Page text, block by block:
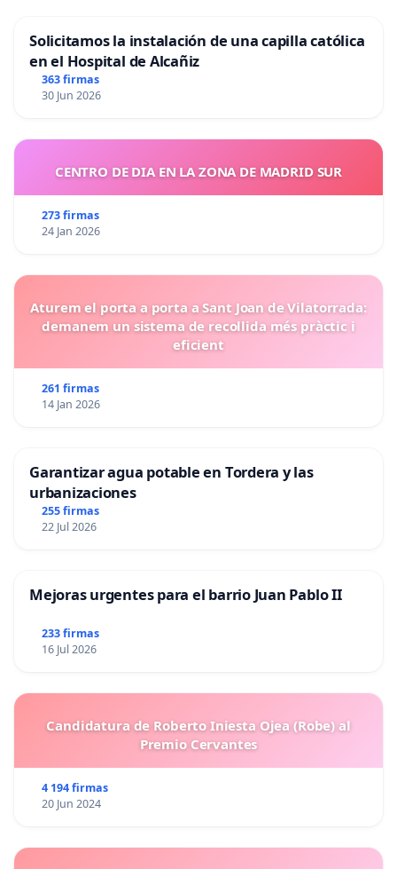
Solicitamos la instalación de una capilla católica
en el Hospital de Alcañiz
363 firmas
30 Jun 2026
CENTRO DE DIA EN LA ZONA DE MADRID SUR
273 firmas
24 Jan 2026
Aturem el porta a porta a Sant Joan de Vilatorrada:
demanem un sistema de recollida més pràctic i
eficient
261 firmas
14 Jan 2026
Garantizar agua potable en Tordera y las
urbanizaciones
255 firmas
22 Jul 2026
Mejoras urgentes para el barrio Juan Pablo II
233 firmas
16 Jul 2026
Candidatura de Roberto Iniesta Ojea (Robe) al
Premio Cervantes
4 194 firmas
20 Jun 2024